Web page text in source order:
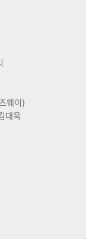
웨이)
대욱